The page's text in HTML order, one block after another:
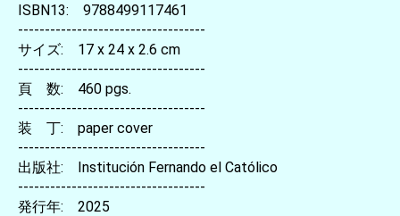
ISBN13: 9788499117461
-----------------------------------
サイズ: 17 x 24 x 2.6 cm
-----------------------------------
頁 数: 460 pgs.
-----------------------------------
装 丁: paper cover
-----------------------------------
出版社: Institución Fernando el Católico
-----------------------------------
発行年: 2025